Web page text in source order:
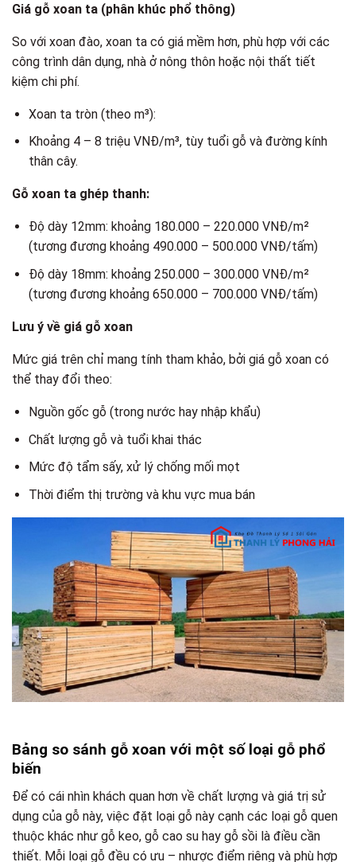
Giá gỗ xoan ta (phân khúc phổ thông)
So với xoan đào, xoan ta có giá mềm hơn, phù hợp với các
công trình dân dụng, nhà ở nông thôn hoặc nội thất tiết
kiệm chi phí.
Xoan ta tròn (theo m³):
Khoảng 4 – 8 triệu VNĐ/m³, tùy tuổi gỗ và đường kính
thân cây.
Gỗ xoan ta ghép thanh:
Độ dày 12mm: khoảng 180.000 – 220.000 VNĐ/m²
(tương đương khoảng 490.000 – 500.000 VNĐ/tấm)
Độ dày 18mm: khoảng 250.000 – 300.000 VNĐ/m²
(tương đương khoảng 650.000 – 700.000 VNĐ/tấm)
Lưu ý về giá gỗ xoan
Mức giá trên chỉ mang tính tham khảo, bởi giá gỗ xoan có
thể thay đổi theo:
Nguồn gốc gỗ (trong nước hay nhập khẩu)
Chất lượng gỗ và tuổi khai thác
Mức độ tẩm sấy, xử lý chống mối mọt
Thời điểm thị trường và khu vực mua bán
Bảng so sánh gỗ xoan với một số loại gỗ phổ
biến
Để có cái nhìn khách quan hơn về chất lượng và giá trị sử
dụng của gỗ này, việc đặt loại gỗ này cạnh các loại gỗ quen
thuộc khác như gỗ keo, gỗ cao su hay gỗ sồi là điều cần
thiết. Mỗi loại gỗ đều có ưu – nhược điểm riêng và phù hợp